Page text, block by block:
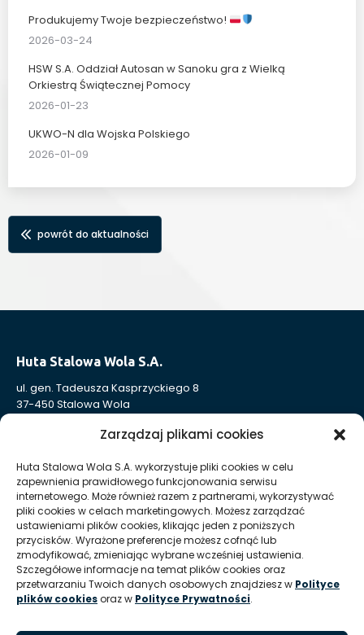
Zarządzaj plikami cookies
Huta Stalowa Wola S.A. wykorzystuje pliki cookies w celu
zapewnienia prawidłowego funkcjonowania serwisu
internetowego. Może również razem z partnerami, wykorzystywać
pliki cookies w celach marketingowych. Możesz zarządzać
ustawieniami plików cookies, klikając jeden z poniższych
przycisków. Wyrażone preferencje możesz cofnąć lub
zmodyfikować, zmieniając wybrane wcześniej ustawienia.
Szczegółowe informacje na temat plików cookies oraz
przetwarzaniu Twoich danych osobowych znajdziesz w Polityce
plików cookiesoraz w Polityce Prywatności.
Produkujemy Twoje bezpieczeństwo!
2026-03-24
HSW S.A. Oddział Autosan w Sanoku gra z Wielką
Orkiestrą Świątecznej Pomocy
2026-01-23
UKWO-N dla Wojska Polskiego
2026-01-09
powrót do aktualności
Huta Stalowa Wola S.A.
ul. gen. Tadeusza Kasprzyckiego 8
37-450 Stalowa Wola
Nr KRS: 0000004324
REGON: 830005443
Sąd Rejonowy w Rzeszowie, XII Wydział Gospodarczy
Krajowego Rejestru Sądowego
Kapitał Zakładowy: 332 905 973,00 zł – opłacony w całości
Huta Stalowa Wola S.A. Oddział Autosan w Sanoku
ul. Lipińskiego 109